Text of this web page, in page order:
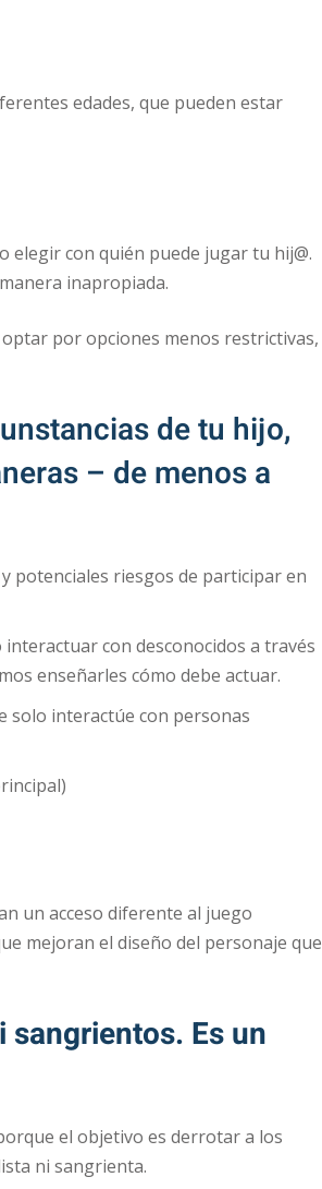
edades, que pueden estar
elegir con quién puede jugar tu hij@.
inapropiada.
por opciones menos restrictivas,
de tu hijo,
– de menos a
potenciales riesgos de participar en
con desconocidos a través
enseñarles cómo debe actuar.
solo interactúe con personas
un acceso diferente al juego
mejoran el diseño del personaje que
Es un
el objetivo es derrotar a los
ni sangrienta.